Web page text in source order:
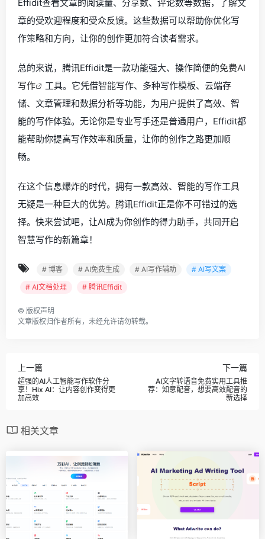
Effidit查看文章的阅读量、分享数、评论数等数据，了解文
章的受欢迎程度和受众反馈。这些数据可以帮助你优化写
作策略和方向，让你的创作更加符合读者需求。
总的来说，腾讯Effidit是一款功能强大、操作简便的免费AI
写作
工具。它凭借智能写作、多种写作模板、云端存
储、文章管理和数据分析等功能，为用户提供了高效、智
能的写作体验。无论你是专业写手还是普通用户，Effidit都
能帮助你提高写作效率和质量，让你的创作之路更加顺
畅。
在这个信息爆炸的时代，拥有一款高效、智能的写作工具
无疑是一种巨大的优势。腾讯Effidit正是你不可错过的选
择。快来尝试吧，让AI成为你创作的得力助手，共同开启
智慧写作的新篇章！
# 博客 # AI免费生成 # AI写作辅助
# AI写文案
# AI文档处理
# 腾讯Effidit
© 版权声明
文章版权归作者所有，未经允许请勿转载。
上一篇
超强的AI人工智能写作软件分
享！Hix AI：让内容创作变得更
加高效
下一篇
AI文字转语音免费实用工具推
荐：知意配音，想要高效配音的
新选择
相关文章